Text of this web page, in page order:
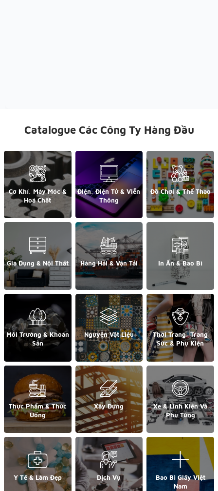
Catalogue Các Công Ty Hàng Đầu
Cơ Khí, Máy Móc &
Hoá Chất
Điện, Điện Tử & Viễn
Thông
Đồ Chơi & Thể Thao
Gia Dụng & Nội Thất Hàng Hải & Vận Tải In Ấn & Bao Bì
Môi Trường & Khoán
Sản
Nguyên Vật Liệu
Thời Trang, Trang
Sức & Phụ Kiện
Thực Phẩm & Thức
Uống
Xây Dựng
Xe & Linh Kiện Và
Phụ Tùng
Y Tế & Làm Đẹp Dịch Vụ
Bao Bì Giấy Việt
Nam